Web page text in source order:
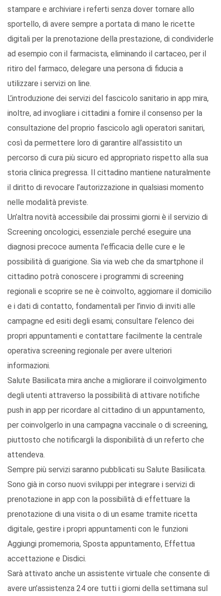
stampare e archiviare i referti senza dover tornare allo
sportello, di avere sempre a portata di mano le ricette
digitali per la prenotazione della prestazione, di condividerle
ad esempio con il farmacista, eliminando il cartaceo, per il
ritiro del farmaco, delegare una persona di fiducia a
utilizzare i servizi on line.
L’introduzione dei servizi del fascicolo sanitario in app mira,
inoltre, ad invogliare i cittadini a fornire il consenso per la
consultazione del proprio fascicolo agli operatori sanitari,
così da permettere loro di garantire all’assistito un
percorso di cura più sicuro ed appropriato rispetto alla sua
storia clinica pregressa. Il cittadino mantiene naturalmente
il diritto di revocare l’autorizzazione in qualsiasi momento
nelle modalità previste.
Un’altra novità accessibile dai prossimi giorni è il servizio di
Screening oncologici, essenziale perché eseguire una
diagnosi precoce aumenta l'efficacia delle cure e le
possibilità di guarigione. Sia via web che da smartphone il
cittadino potrà conoscere i programmi di screening
regionali e scoprire se ne è coinvolto, aggiornare il domicilio
e i dati di contatto, fondamentali per l’invio di inviti alle
campagne ed esiti degli esami; consultare l’elenco dei
propri appuntamenti e contattare facilmente la centrale
operativa screening regionale per avere ulteriori
informazioni.
Salute Basilicata mira anche a migliorare il coinvolgimento
degli utenti attraverso la possibilità di attivare notifiche
push in app per ricordare al cittadino di un appuntamento,
per coinvolgerlo in una campagna vaccinale o di screening,
piuttosto che notificargli la disponibilità di un referto che
attendeva.
Sempre più servizi saranno pubblicati su Salute Basilicata.
Sono già in corso nuovi sviluppi per integrare i servizi di
prenotazione in app con la possibilità di effettuare la
prenotazione di una visita o di un esame tramite ricetta
digitale, gestire i propri appuntamenti con le funzioni
Aggiungi promemoria, Sposta appuntamento, Effettua
accettazione e Disdici.
Sarà attivato anche un assistente virtuale che consente di
avere un’assistenza 24 ore tutti i giorni della settimana sul